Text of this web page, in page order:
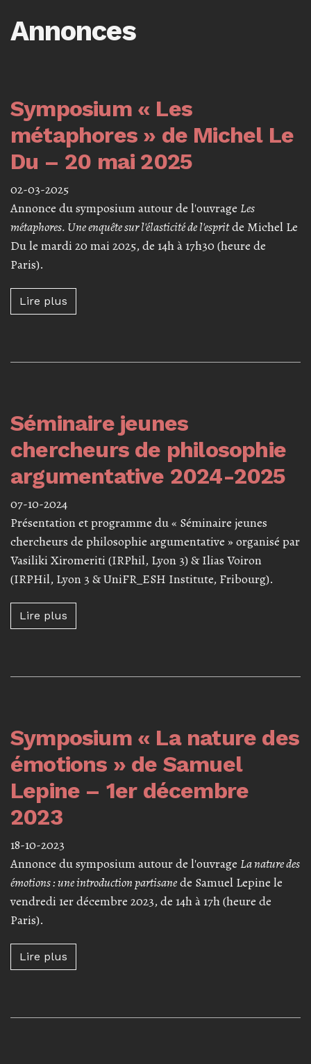
Annonces
Symposium « Les
métaphores » de Michel Le
Du – 20 mai 2025
02-03-2025
Annonce du symposium autour de l'ouvrage Les
métaphores. Une enquête sur l'élasticité de l'espritde Michel Le
Du le mardi 20 mai 2025, de 14h à 17h30 (heure de
Paris).
Lire plus
Séminaire jeunes
chercheurs de philosophie
argumentative 2024-2025
07-10-2024
Présentation et programme du « Séminaire jeunes
chercheurs de philosophie argumentative » organisé par
Vasiliki Xiromeriti (IRPhil, Lyon 3) & Ilias Voiron
(IRPHil, Lyon 3 & UniFR_ESH Institute, Fribourg).
Lire plus
Symposium « La nature des
émotions » de Samuel
Lepine – 1er décembre
2023
18-10-2023
Annonce du symposium autour de l'ouvrage La nature des
émotions : une introduction partisanede Samuel Lepine le
vendredi 1er décembre 2023, de 14h à 17h (heure de
Paris).
Lire plus